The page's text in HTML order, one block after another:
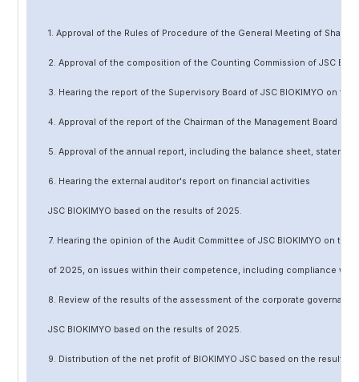
1. Approval of the Rules of Procedure of the General Meeting of
2. Approval of the composition of the Counting Commission of JSC
3. Hearing the report of the Supervisory Board of JSC BIOKIMYO on
4. Approval of the report of the Chairman of the Management Board
5. Approval of the annual report, including the balance sheet,
6. Hearing the external auditor's report on financial activities
JSC BIOKIMYO based on the results of 2025.
7. Hearing the opinion of the Audit Committee of JSC BIOKIMYO on the
of 2025, on issues within their competence, including compliance
8. Review of the results of the assessment of the corporate
JSC BIOKIMYO based on the results of 2025.
9. Distribution of the net profit of BIOKIMYO JSC based on the results